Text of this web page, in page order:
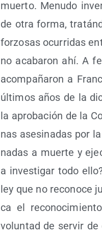
muer­to. Menu­do
de otra for­ma,
for­zo­sas ocu­rri­das
no aca­ba­ron ahí. A
acom­pa­ña­ron a
últi­mos años de la
la apro­ba­ción de la
nas ase­si­na­das por
na­das a muer­te y
a inves­ti­gar todo
ley que no reco­no­ce
ca el
volun­tad de ser­vir